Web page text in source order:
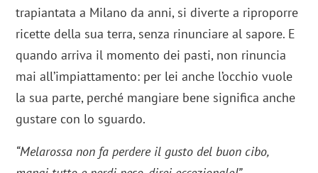
trapiantata a Milano da anni, si diverte a riproporre
ricette della sua terra, senza rinunciare al sapore. E
quando arriva il momento dei pasti, non rinuncia
mai all’impiattamento: per lei anche l’occhio vuole
la sua parte, perché mangiare bene significa anche
gustare con lo sguardo.
“Melarossa non fa perdere il gusto del buon cibo,